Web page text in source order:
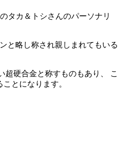
タカ＆トシさんのパーソナリ
と略し称され親しまれてもいる
硬合金と称すものもあり、 こ
とになります。